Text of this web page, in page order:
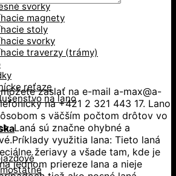
svorky
magnety
stoly
svorky
traverzy (trámy)
reťaze
na lano
zaslať na e-mail a-max@a-
na +421 2 321 443 17. Lano
s väčším počtom drôtov vo
Laná sú značne ohybné a
využitia lana: Tieto laná
žeriavy a všade tam, kde je
jednom priereze lana a nieje